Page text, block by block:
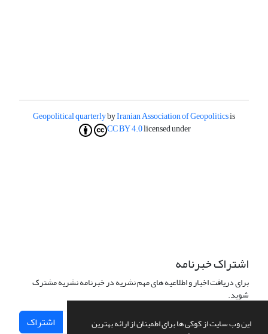
این وب سایت از کوکی ها برای اطمینان از ارائه بهترین
Geopolitical quarterlybyIranian Association of Geopoliticsis
licensed under
CC BY 4.0
اشتراک خبرنامه
برای دریافت اخبار و اطلاعیه های مهم نشریه در خبرنامه نشریه مشترک
شوید.
اشتراک